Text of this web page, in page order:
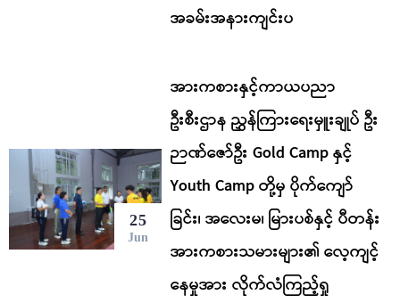
အခမ်းအနားကျင်းပ
25
Jun
အားကစားနှင့်ကာယပညာ
ဦးစီးဌာန ညွှန်ကြားရေးမှူးချုပ် ဦး
ဉာဏ်ဇော်ဦး Gold Camp နှင့်
Youth Camp တို့မှ ပိုက်ကျော်
ခြင်း၊ အလေးမ၊ မြားပစ်နှင့် ပီတန်း
အားကစားသမားများ၏ လေ့ကျင့်
နေမှုအား လိုက်လံကြည့်ရှု